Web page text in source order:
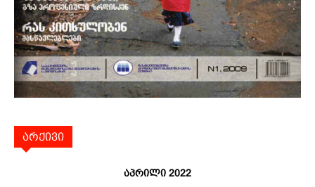
არქივი
აპრილი 2022